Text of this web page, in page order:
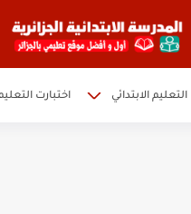
التعليم الابتدائي اختبارت